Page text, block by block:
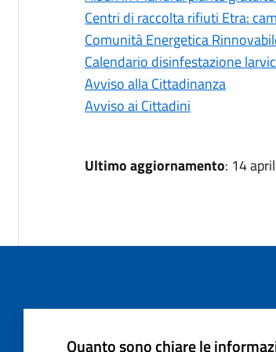
Centri di raccolta rifiuti Etra:
Comunità Energetica
Calendario disinfestazione
Avviso alla Cittadinanza
Avviso ai Cittadini
Ultimo aggiornamento: 14
Quanto sono chiare le